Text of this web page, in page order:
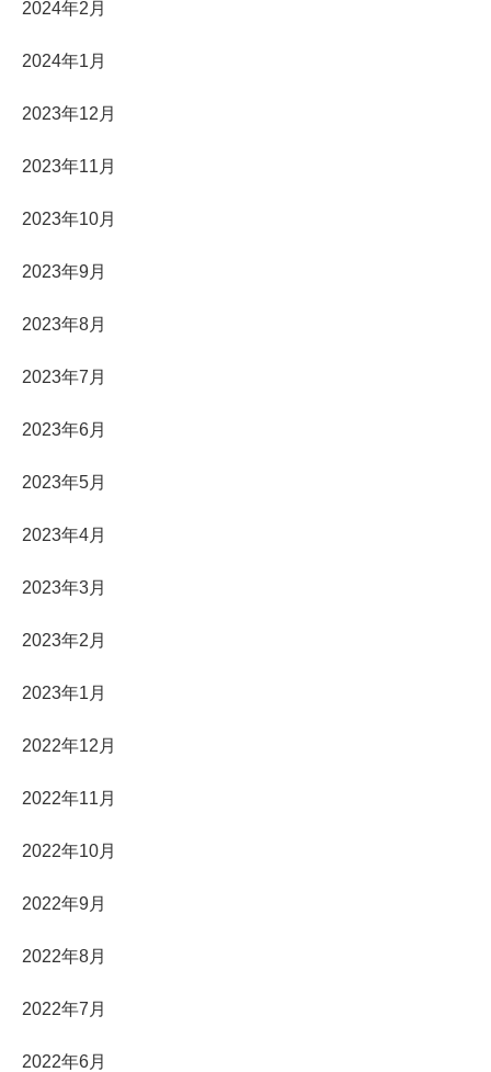
2024年2月
2024年1月
2023年12月
2023年11月
2023年10月
2023年9月
2023年8月
2023年7月
2023年6月
2023年5月
2023年4月
2023年3月
2023年2月
2023年1月
2022年12月
2022年11月
2022年10月
2022年9月
2022年8月
2022年7月
2022年6月